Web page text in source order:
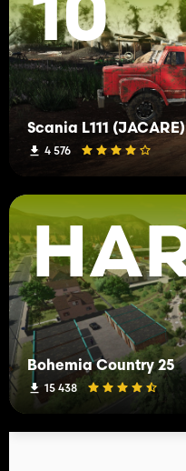
10
Scania L111 (JACARÉ)
4 576
Bohemia Country 25
15 438